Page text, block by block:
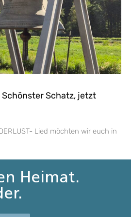
Schönster Schatz, jetzt
Lied möchten wir euch in
Heimat.